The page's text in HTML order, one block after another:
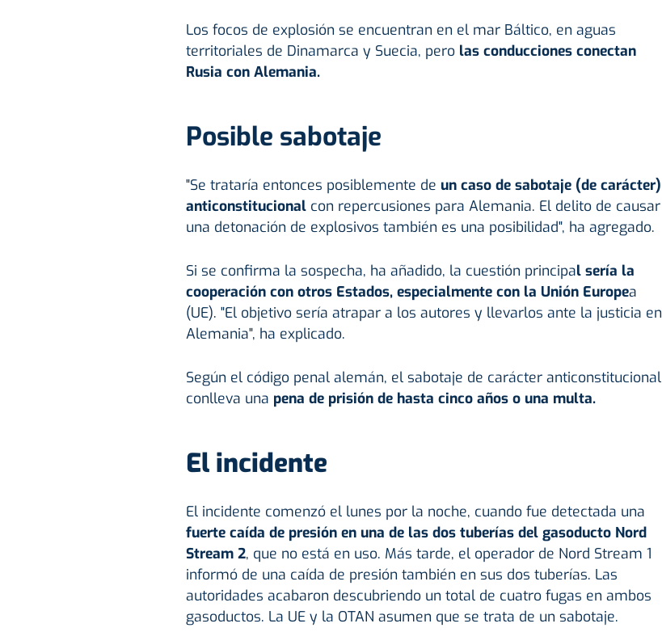
Los focos de explosión se encuentran en el mar Báltico, en aguas
territoriales de Dinamarca y Suecia, perolas conducciones conectan
Rusia con Alemania.
Posible sabotaje
"Se trataría entonces posiblemente de un caso de sabotaje (de carácter)
anticonstitucionalcon repercusiones para Alemania. El delito de causar
una detonación de explosivos también es una posibilidad", ha agregado.
Si se confirma la sospecha, ha añadido, la cuestión principal sería la
cooperación con otros Estados, especialmente con la Unión Europea
(UE). "El objetivo sería atrapar a los autores y llevarlos ante la justicia en
Alemania", ha explicado.
Según el código penal alemán, el sabotaje de carácter anticonstitucional
conlleva una pena de prisión de hasta cinco años o una multa.
El incidente
El incidente comenzó el lunes por la noche, cuando fue detectada una
fuerte caída de presión en una de las dos tuberías del gasoducto Nord
Stream 2, que no está en uso. Más tarde, el operador de Nord Stream 1
informó de una caída de presión también en sus dos tuberías. Las
autoridades acabaron descubriendo un total de cuatro fugas en ambos
gasoductos. La UE y la OTAN asumen que se trata de un sabotaje.